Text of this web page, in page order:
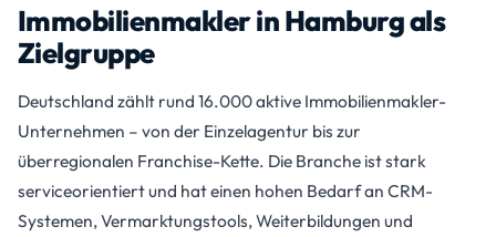
Immobilienmakler in Hamburg als
Zielgruppe
Deutschland zählt rund 16.000 aktive Immobilienmakler-
Unternehmen – von der Einzelagentur bis zur
überregionalen Franchise-Kette. Die Branche ist stark
serviceorientiert und hat einen hohen Bedarf an CRM-
Systemen, Vermarktungstools, Weiterbildungen und